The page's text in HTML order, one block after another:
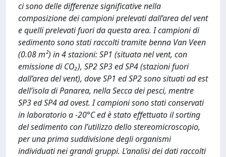
ci sono delle differenze significative nella
composizione dei campioni prelevati dall’area del vent
e quelli prelevati fuori da questa area. I campioni di
sedimento sono stati raccolti tramite benna Van Veen
(0.08 m²) in 4 stazioni: SP1 (situata nel vent, con
emissione di CO₂), SP2 SP3 ed SP4 (stazioni fuori
dall’area del vent), dove SP1 ed SP2 sono situati ad est
dell’isola di Panarea, nella Secca dei pesci, mentre
SP3 ed SP4 ad ovest. I campioni sono stati conservati
in laboratorio a -20°C ed è stato effettuato il sorting
del sedimento con l’utilizzo dello stereomicroscopio,
per una prima suddivisione degli organismi
individuati nei grandi gruppi. L’analisi dei dati raccolti